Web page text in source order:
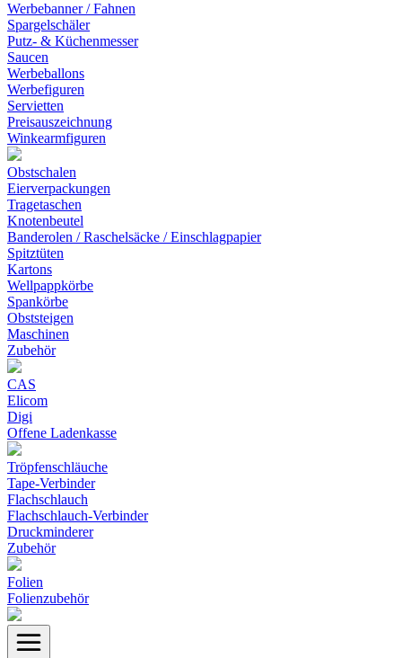
Werbebanner / Fahnen
Spargelschäler
Putz- & Küchenmesser
Saucen
Werbeballons
Werbefiguren
Servietten
Preisauszeichnung
Winkearmfiguren
Obstschalen
Eierverpackungen
Tragetaschen
Knotenbeutel
Banderolen / Raschelsäcke / Einschlagpapier
Spitztüten
Kartons
Wellpappkörbe
Spankörbe
Obststeigen
Maschinen
Zubehör
CAS
Elicom
Digi
Offene Ladenkasse
Tröpfenschläuche
Tape-Verbinder
Flachschlauch
Flachschlauch-Verbinder
Druckminderer
Zubehör
Folien
Folienzubehör